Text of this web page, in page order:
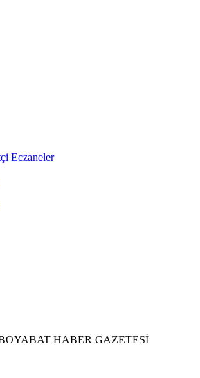
Eczaneler
BOYABAT HABER GAZETESİ